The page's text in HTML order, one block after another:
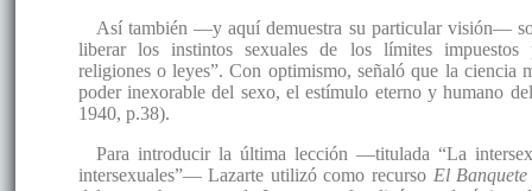
Así también —y aquí demuestra su particular visión—
liberar los instintos sexuales de los límites impuestos
religiones o leyes”. Con optimismo, señaló que la ciencia
poder inexorable del sexo, el estímulo eterno y humano
1940, p.38).
Para introducir la última lección —titulada “La
intersexuales”— Lazarte utilizó como recurso El Banquete